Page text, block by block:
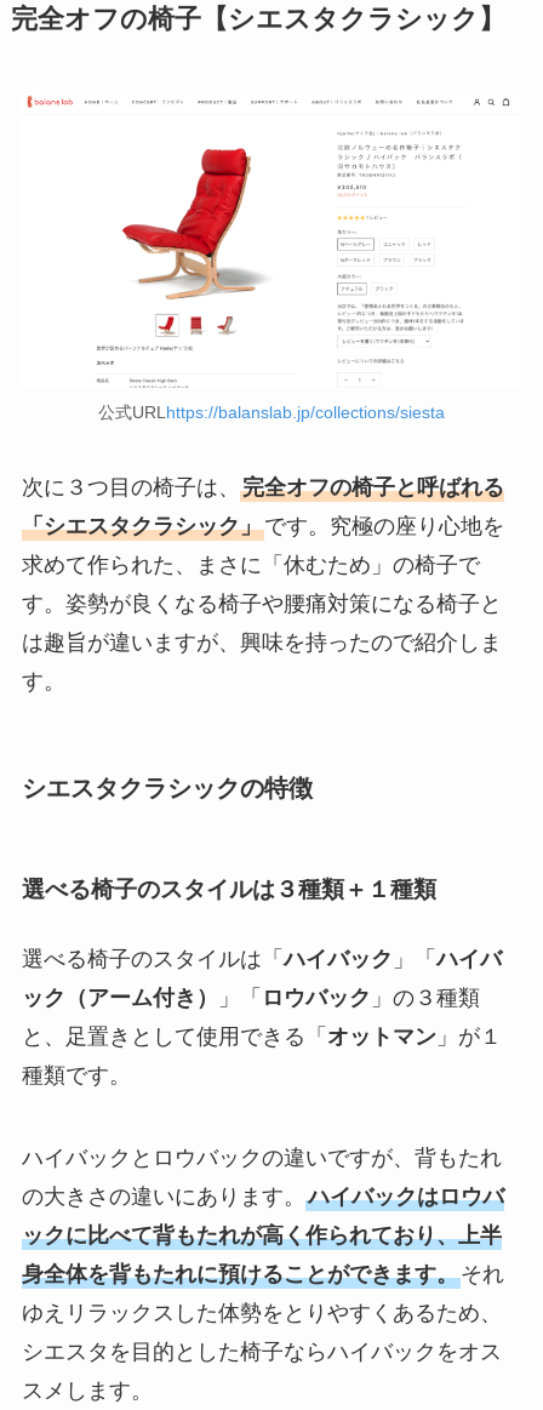
完全オフの椅子【シエスタクラシック】
公式URLhttps://balanslab.jp/collections/siesta
次に３つ目の椅子は、 完全オフの椅子と呼ばれる
「シエスタクラシック」です。究極の座り心地を
求めて作られた、まさに「休むため」の椅子で
す。姿勢が良くなる椅子や腰痛対策になる椅子と
は趣旨が違いますが、興味を持ったので紹介しま
す。
シエスタクラシックの特徴
選べる椅子のスタイルは３種類＋１種類
選べる椅子のスタイルは「ハイバック 」「ハイバ
ック（アーム付き）
」「 ロウバック 」の３種類
と、足置きとして使用できる「 オットマン」が１
種類です。
ハイバックとロウバックの違いですが、背もたれ
の大きさの違いにあります。 ハイバックはロウバ
ックに比べて背もたれが高く作られており、上半
身全体を背もたれに預けることができます。それ
ゆえリラックスした体勢をとりやすくあるため、
シエスタを目的とした椅子ならハイバックをオス
スメします。